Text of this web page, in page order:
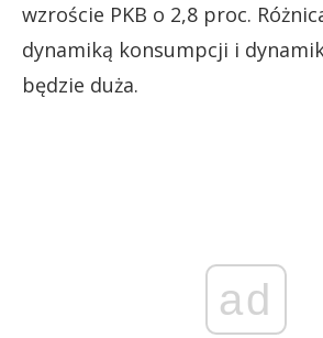
wzroście PKB o 2,8 proc.
dynamiką konsumpcji i
będzie duża.
ad